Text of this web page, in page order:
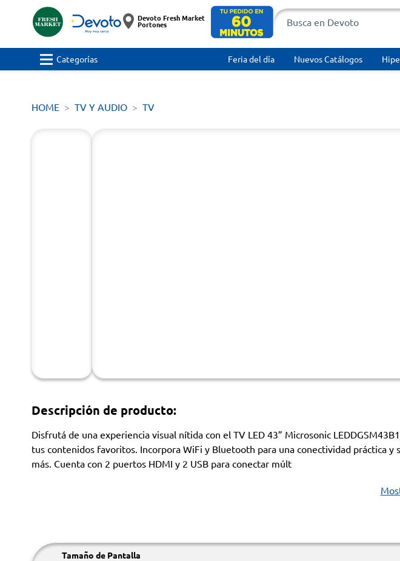
Devoto Fresh Market
Portones
Categorías Feria del día Nuevos Catálogos
HOME TV Y AUDIO TV
Descripción de producto:
Disfrutá de una experiencia visual nítida con el TV LED 43” Microsonic
tus contenidos favoritos. Incorpora WiFi y Bluetooth para una conectividad práctica
más. Cuenta con 2 puertos HDMI y 2 USB para conectar múlt
Tamaño de Pantalla